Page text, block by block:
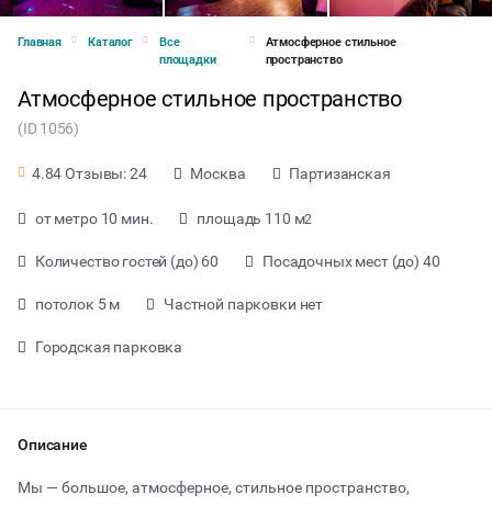
Главная Каталог
Все
площадки
Атмосферное стильное
пространство
Атмосферное стильное пространство
(ID 1056)
4.84 Отзывы: 24 Москва Партизанская
от метро 10 мин. площадь 110 м2
Количество гостей (до) 60 Посадочных мест (до) 40
потолок 5 м Частной парковки нет
Городская парковка
Описание
Мы — большое, атмосферное, стильное пространство,
от 2500 ₽ за час
Тип мероприятия